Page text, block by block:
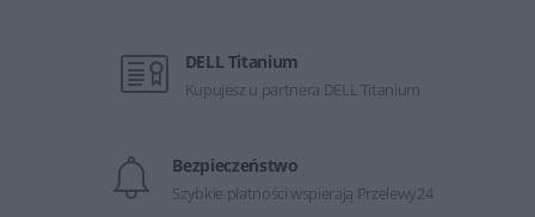
DELL Titanium
Kupujesz u partnera DELL Titanium
Bezpieczeństwo
Szybkie płatności wspierają Przelewy24